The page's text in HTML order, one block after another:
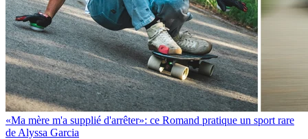
«Ma mère m'a supplié d'arrêter»: ce Romand pratique un sport rare
de Alyssa Garcia